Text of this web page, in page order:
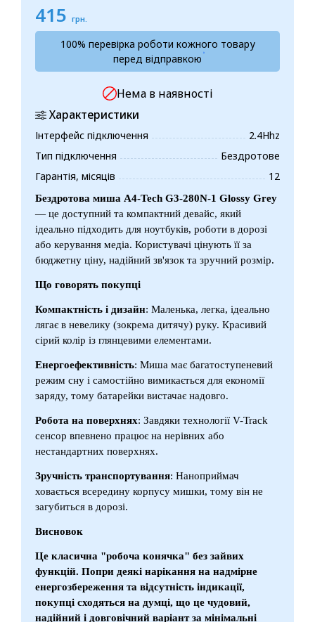
415 грн.
100% перевірка роботи кожного товару
перед відправкою
Нема в наявності
Характеристики
Інтерфейс підключення
2.4Hhz
Тип підключення
Бездротове
Гарантія, місяців
12
Бездротова миша A4-Tech G3-280N-1 Glossy Grey
— це доступний та компактний девайс, який
ідеально підходить для ноутбуків, роботи в дорозі
або керування медіа. Користувачі цінують її за
бюджетну ціну, надійний зв'язок та зручний розмір.
Що говорять покупці
Компактність і дизайн: Маленька, легка, ідеально
лягає в невелику (зокрема дитячу) руку. Красивий
сірий колір із глянцевими елементами.
Енергоефективність: Миша має багатоступеневий
режим сну і самостійно вимикається для економії
заряду, тому батарейки вистачає надовго.
Робота на поверхнях: Завдяки технології V-Track
сенсор впевнено працює на нерівних або
нестандартних поверхнях.
Зручність транспортування: Наноприймач
ховається всередину корпусу мишки, тому він не
загубиться в дорозі.
Висновок
Це класична "робоча конячка" без зайвих
функцій. Попри деякі нарікання на надмірне
енергозбереження та відсутність індикації,
покупці сходяться на думці, що це чудовий,
надійний і довговічний варіант за мінімальні